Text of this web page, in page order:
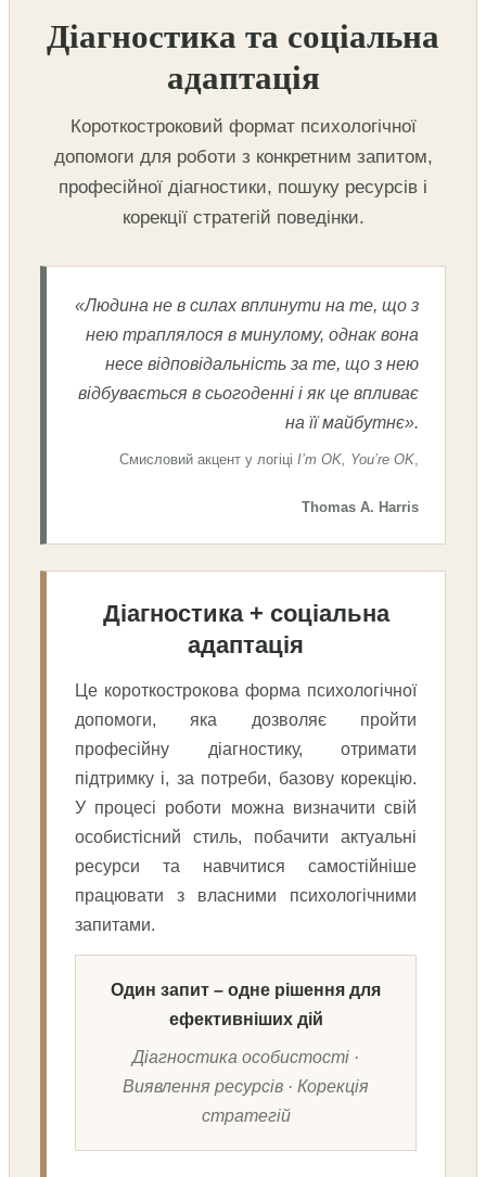
Діагностика та соціальна
адаптація
Короткостроковий формат психологічної
допомоги для роботи з конкретним запитом,
професійної діагностики, пошуку ресурсів і
корекції стратегій поведінки.
«Людина не в силах вплинути на те, що з
нею траплялося в минулому, однак вона
несе відповідальність за те, що з нею
відбувається в сьогоденні і як це впливає
на її майбутнє».
Смисловий акцент у логіці I’m OK, You’re OK
Thomas A. Harris
Діагностика + соціальна
адаптація
Це короткострокова форма психологічної
допомоги, яка дозволяє пройти
професійну діагностику, отримати
підтримку і, за потреби, базову корекцію.
У процесі роботи можна визначити свій
особистісний стиль, побачити актуальні
ресурси та навчитися самостійніше
працювати з власними психологічними
запитами.
Один запит – одне рішення для
ефективніших дій
Діагностика особистості ·
Виявлення ресурсів · Корекція
стратегій